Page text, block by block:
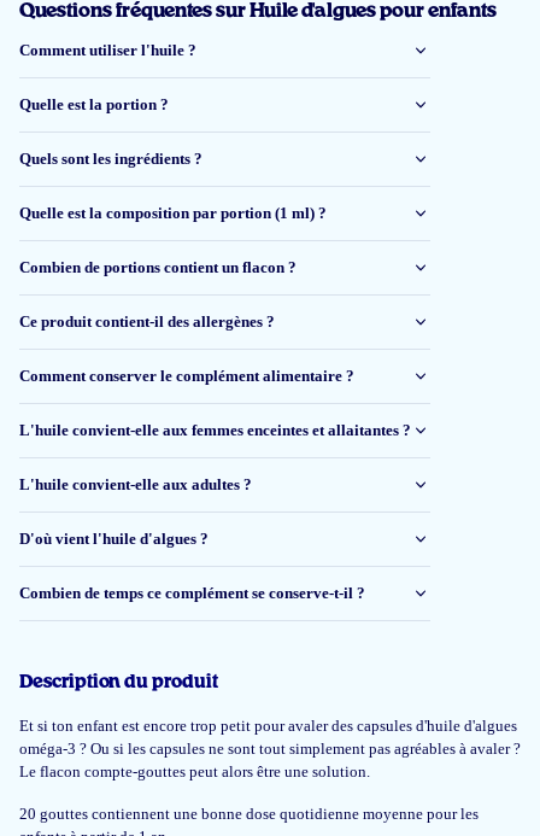
Questions fréquentes sur Huile d'algues pour enfants
Comment utiliser l'huile ?
Quelle est la portion ?
Quels sont les ingrédients ?
Quelle est la composition par portion (1 ml) ?
Combien de portions contient un flacon ?
Ce produit contient-il des allergènes ?
Comment conserver le complément alimentaire ?
L'huile convient-elle aux femmes enceintes et allaitantes ?
L'huile convient-elle aux adultes ?
D'où vient l'huile d'algues ?
Combien de temps ce complément se conserve-t-il ?
Description du produit
Et si ton enfant est encore trop petit pour avaler des capsules d'huile d'algues
oméga-3 ? Ou si les capsules ne sont tout simplement pas agréables à avaler ?
Le flacon compte-gouttes peut alors être une solution.
20 gouttes contiennent une bonne dose quotidienne moyenne pour les